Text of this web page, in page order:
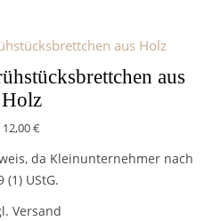
aus
Holz
12,00€
da Kleinunternehmer nach
(1) UStG.
Versand